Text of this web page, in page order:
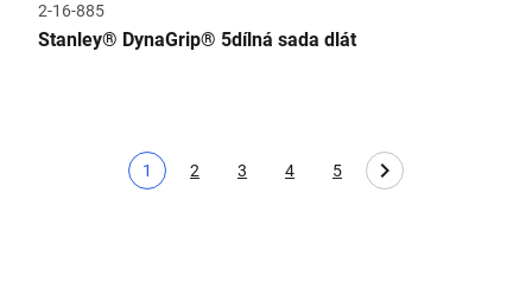
2-16-885
Stanley® DynaGrip® 5dílná sada dlát
Aktuální stránka
1
Page
2
Page
3
Page
4
Page
5